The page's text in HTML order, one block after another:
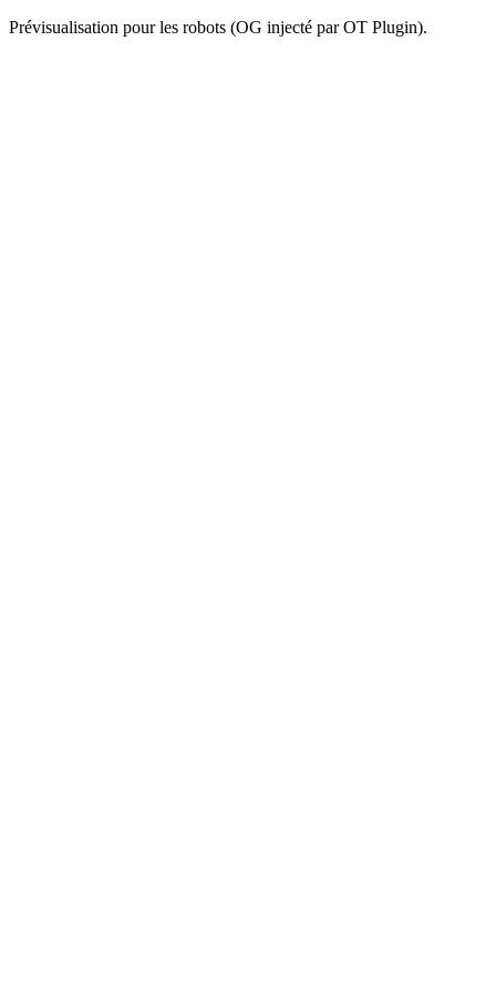
Prévisualisation pour les robots (OG injecté par OT Plugin).